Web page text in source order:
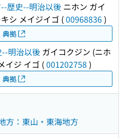
歴史--明治以後 ニホン ガイ
シ メイジイゴ (00968836)
典拠
明治以後 ガイコクジン (ニホ
イジ イゴ (001202758 )
典拠
方：東山・東海地方